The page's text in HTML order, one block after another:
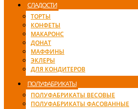
СЛАДОСТИ
ТОРТЫ
КОНФЕТЫ
МАКАРОНС
ДОНАТ
МАФФИНЫ
ЭКЛЕРЫ
ДЛЯ КОНДИТЕРОВ
ПОЛУФАБРИКАТЫ
ПОЛУФАБРИКАТЫ ВЕСОВЫЕ
ПОЛУФАБРИКАТЫ ФАСОВАННЫЕ